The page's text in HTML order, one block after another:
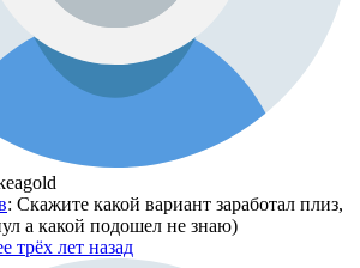
: Скажите какой вариант заработал плиз,
а какой подошел не знаю)
трёх лет назад